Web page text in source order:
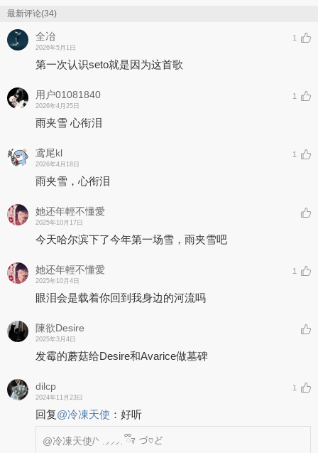
最新评论(34)
全冶
2026年5月1日
1
第一次认识seto就是因为这首歌
用户01081840
2026年4月25日
1
雨夹雪 心衔泪
鸢尾kl
2026年4月18日
1
雨夹雪，心衔泪
她还年輕不懂愛
2025年10月17日
今天哈尔滨下了今年第一场雪，雨夹雪吧
她还年輕不懂愛
2025年10月4日
1
眼泪会是载着你回到我身边的河流吗
陳欲Desire
2025年3月4日
发霉的蘑菇给Desire和Avarice做墓碑
dilcp
2024年11月23日
1
回复@冷凍天使 ： 好听
@冷凍天使/ᐠ .⸝⸝⸝. ྀིﾏ づ♡ど